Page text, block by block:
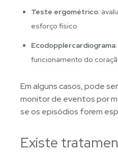
Teste ergométrico:
esforço físico
Ecodopplercardiograma
funcionamento do
Em alguns casos, pode
monitor de eventos por
se os episódios forem
Existe